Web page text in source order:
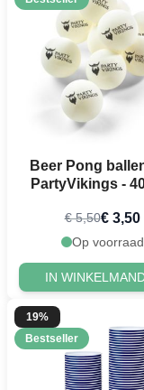
Beer Pong
PartyVikings -
€ 5,50€ 3,50
Op voorraad
IN
19%
Bestseller